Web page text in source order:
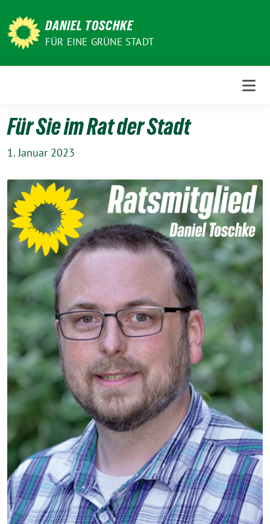
zum
Inhalt
DANIEL TOSCHKE
FÜR EINE GRÜNE STADT
Für Sie im Rat der Stadt
1. Januar 2023